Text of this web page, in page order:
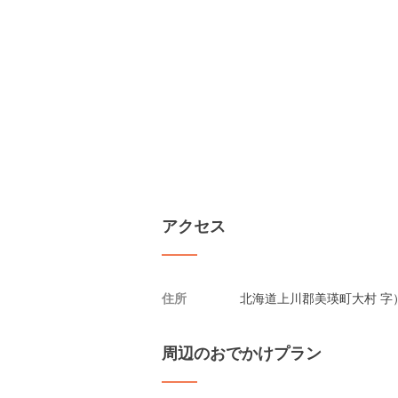
アクセス
住所 北海道上川郡美瑛町大村 字
周辺のおでかけプラン